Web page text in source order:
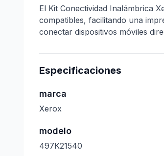
El Kit Conectividad Inalámbrica
compatibles, facilitando una
conectar dispositivos móviles
Especificaciones
marca
Xerox
modelo
497K21540